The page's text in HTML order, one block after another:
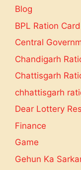
Blog
BPL Ration Card
Central
Chandigarh
Chattisgarh
chhattisgarh
Dear Lottery
Finance
Game
Gehun Ka